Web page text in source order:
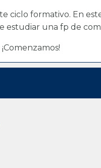
ciclo formativo. En
estudiar una fp de